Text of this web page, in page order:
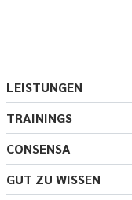
LEISTUNGEN
TRAININGS
CONSENSA
GUT ZU WISSEN